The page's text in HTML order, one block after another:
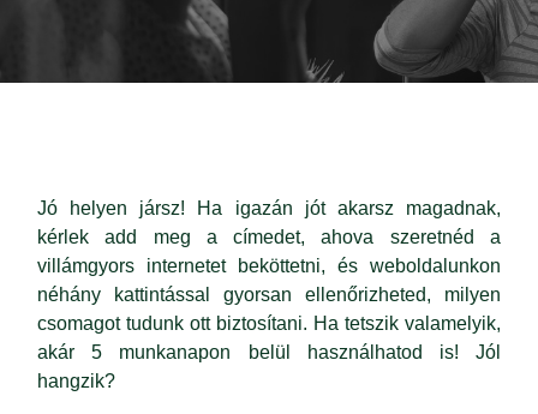
Jó helyen jársz! Ha igazán jót akarsz magadnak,
kérlek add meg a címedet, ahova szeretnéd a
villámgyors internetet beköttetni, és weboldalunkon
néhány kattintással gyorsan ellenőrizheted, milyen
csomagot tudunk ott biztosítani. Ha tetszik valamelyik,
akár 5 munkanapon belül használhatod is! Jól
hangzik?